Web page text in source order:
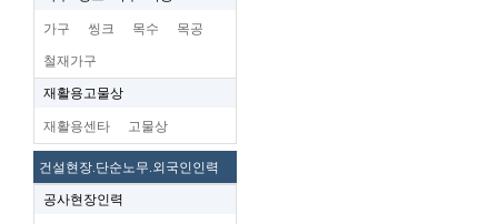
가구 씽크 목수 목공
철재가구
재활용고물상
재활용센타 고물상
건설현장.단순노무.외국인인력
공사현장인력